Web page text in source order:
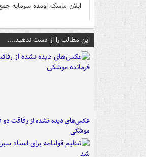
ایلان ماسک اومده سرمایه
این مطالب را از دست ندهید....
عکس‌های دیده نشده از رفاقت دو
موشکی